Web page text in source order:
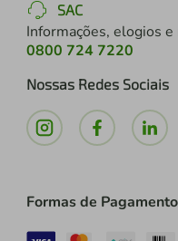
SAC
Informações, elogios e
0800 724 7220
Nossas Redes Sociais
Formas de Pagamento